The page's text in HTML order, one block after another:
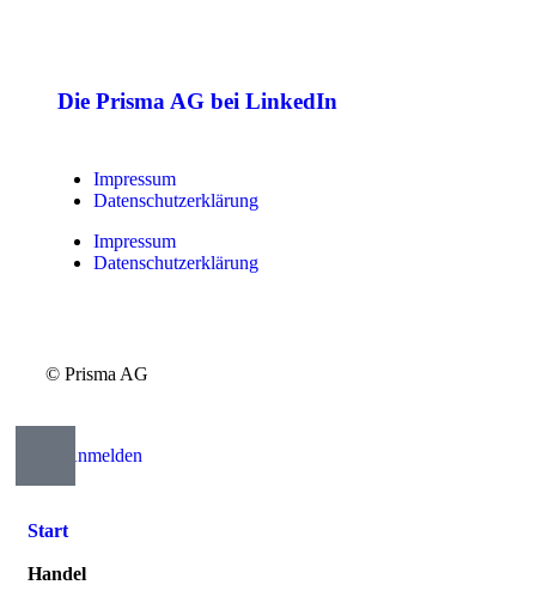
Die Prisma AG bei LinkedIn
Impressum
Datenschutzerklärung
Impressum
Datenschutzerklärung
© Prisma AG
Anmelden
Start
Handel